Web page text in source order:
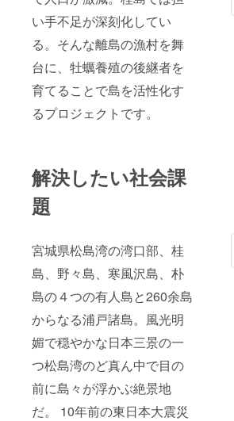
い手不足が深刻化してい
る。そんな離島の漁村を舞
台に、牡蠣養殖の後継者を
育てることで島を活性化す
るプロジェクトです。
解決したい社会課
題
宮城県松島湾の湾口部、桂
島、野々島、寒風沢島、朴
島の４つの有人島と260余島
からなる浦戸諸島。風光明
媚で穏やかな日本三景の一
つ松島湾のど真ん中で目の
前に島々が浮かぶ絶景地
だ。 10年前の東日本大震災